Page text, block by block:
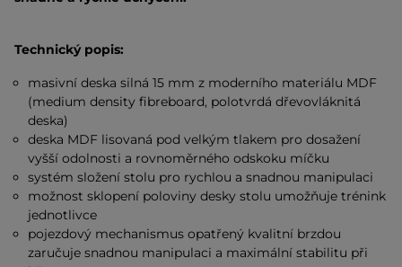
Technický popis:
masivní deska silná 15 mm z moderního materiálu MDF
(medium density fibreboard, polotvrdá dřevovláknitá
deska)
deska MDF lisovaná pod velkým tlakem pro dosažení
vyšší odolnosti a rovnoměrného odskoku míčku
systém složení stolu pro rychlou a snadnou manipulaci
možnost sklopení poloviny desky stolu umožňuje trénink
jednotlivce
pojezdový mechanismus opatřený kvalitní brzdou
zaručuje snadnou manipulaci a maximální stabilitu při